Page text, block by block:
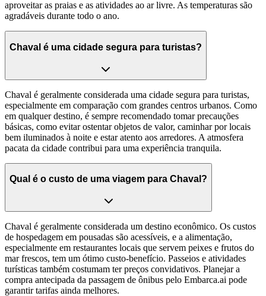
aproveitar as praias e as atividades ao ar livre. As temperaturas são
agradáveis durante todo o ano.
Chaval é uma cidade segura para turistas?
Chaval é geralmente considerada uma cidade segura para turistas,
especialmente em comparação com grandes centros urbanos. Como
em qualquer destino, é sempre recomendado tomar precauções
básicas, como evitar ostentar objetos de valor, caminhar por locais
bem iluminados à noite e estar atento aos arredores. A atmosfera
pacata da cidade contribui para uma experiência tranquila.
Qual é o custo de uma viagem para Chaval?
Chaval é geralmente considerada um destino econômico. Os custos
de hospedagem em pousadas são acessíveis, e a alimentação,
especialmente em restaurantes locais que servem peixes e frutos do
mar frescos, tem um ótimo custo-benefício. Passeios e atividades
turísticas também costumam ter preços convidativos. Planejar a
compra antecipada da passagem de ônibus pelo Embarca.ai pode
garantir tarifas ainda melhores.